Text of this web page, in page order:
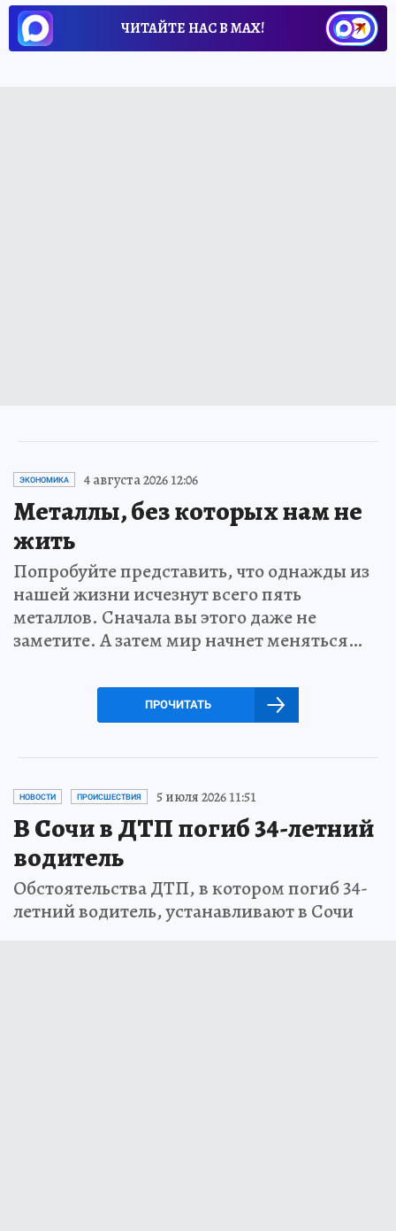
ЧИТАЙТЕ НАС В МАХ!
ЭКОНОМИКА 4 августа 2026 12:06
Металлы, без которых нам не
жить
Попробуйте представить, что однажды из
нашей жизни исчезнут всего пять
металлов. Сначала вы этого даже не
заметите. А затем мир начнет меняться…
ПРОЧИТАТЬ
НОВОСТИ ПРОИСШЕСТВИЯ 5 июля 2026 11:51
В Сочи в ДТП погиб 34-летний
водитель
Обстоятельства ДТП, в котором погиб 34-
летний водитель, устанавливают в Сочи